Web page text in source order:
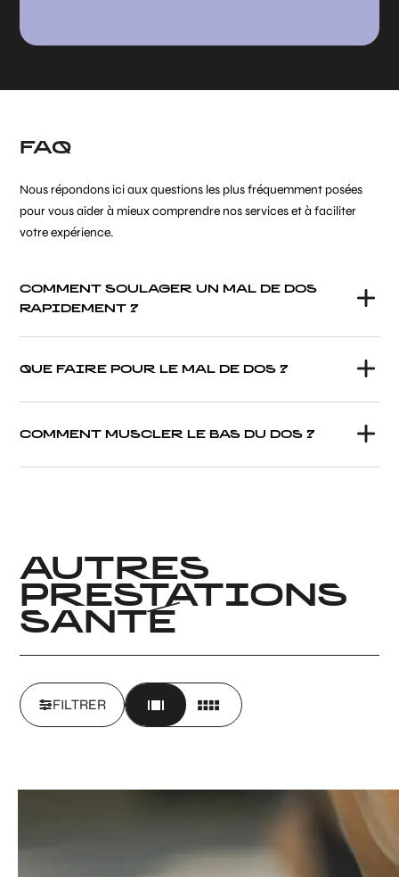
FAQ
Nous répondons ici aux questions les plus fréquemment posées
pour vous aider à mieux comprendre nos services et à faciliter
votre expérience.
COMMENT SOULAGER UN MAL DE DOS
RAPIDEMENT ?
QUE FAIRE POUR LE MAL DE DOS ?
COMMENT MUSCLER LE BAS DU DOS ?
AUTRES
PRESTATIONS
SANTÉ
FILTRER